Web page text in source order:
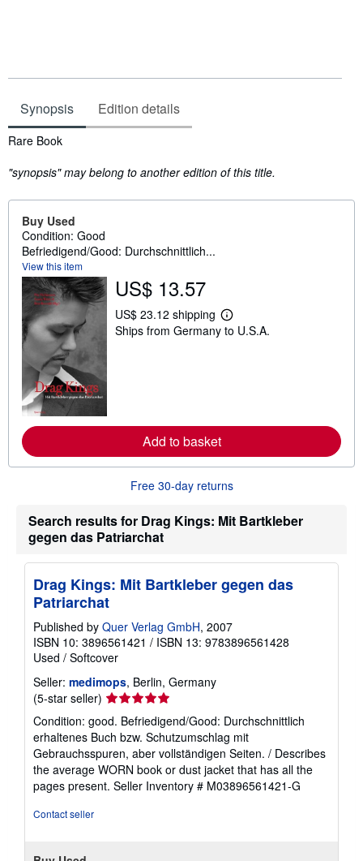
Synopsis Edition details
Synopsis
Rare Book
"synopsis" may belong to another edition of this title.
Buy Used
Condition: Good
Befriedigend/Good: Durchschnittlich...
View this item
US$ 13.57
US$ 23.12 shipping
L
e
a
u
s
i
p
n
r
e
s
Ships from Germany to U.S.A.
Add to basket
Free 30-day returns
Search results for Drag Kings: Mit Bartkleber
gegen das Patriarchat
Drag Kings: Mit Bartkleber gegen das
Patriarchat
Published by Quer Verlag GmbH, 2007
ISBN 10: 3896561421 / ISBN 13: 9783896561428
Used / Softcover
Seller: medimops, Berlin, Germany
(5-star seller) Seller
rating
5
out
of
5
stars
Condition: good. Befriedigend/Good: Durchschnittlich
erhaltenes Buch bzw. Schutzumschlag mit
Gebrauchsspuren, aber vollständigen Seiten. / Describes
the average WORN book or dust jacket that has all the
pages present. Seller Inventory # M03896561421-G
Contact seller